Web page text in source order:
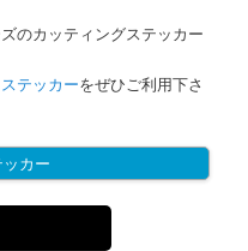
のカッティングステッカー
テッカーをぜひご利用下さ
カー